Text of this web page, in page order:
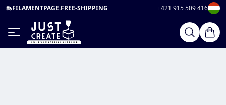
FILAMENTPAGE.FREE-SHIPPING +421 915 509 416